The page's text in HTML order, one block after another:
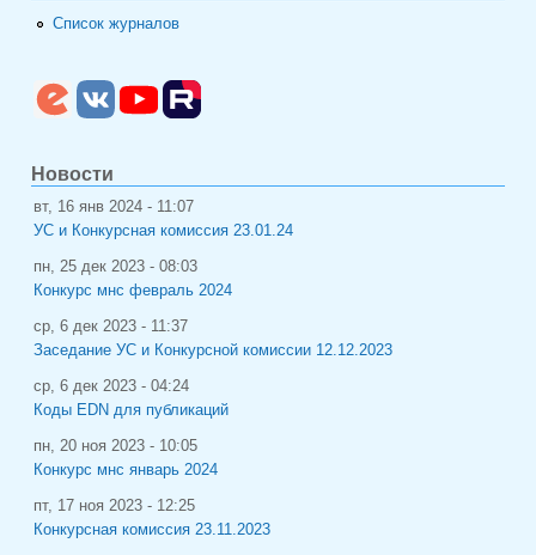
Список журналов
Новости
вт, 16 янв 2024 - 11:07
УС и Конкурсная комиссия 23.01.24
пн, 25 дек 2023 - 08:03
Конкурс мнс февраль 2024
ср, 6 дек 2023 - 11:37
Заседание УС и Конкурсной комиссии 12.12.2023
ср, 6 дек 2023 - 04:24
Коды EDN для публикаций
пн, 20 ноя 2023 - 10:05
Конкурс мнс январь 2024
пт, 17 ноя 2023 - 12:25
Конкурсная комиссия 23.11.2023